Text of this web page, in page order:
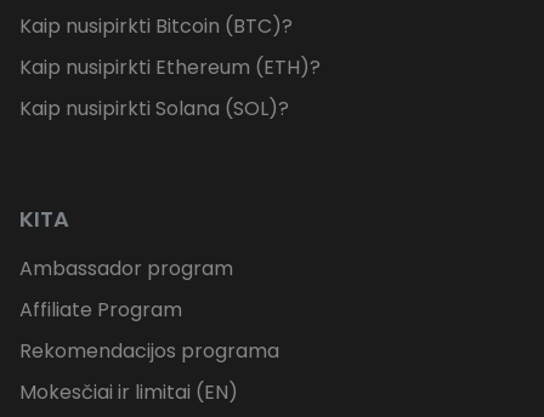
Kaip nusipirkti Bitcoin (BTC)?
Kaip nusipirkti Ethereum (ETH)?
Kaip nusipirkti Solana (SOL)?
KITA
Ambassador program
Affiliate Program
Rekomendacijos programa
Mokesčiai ir limitai (EN)